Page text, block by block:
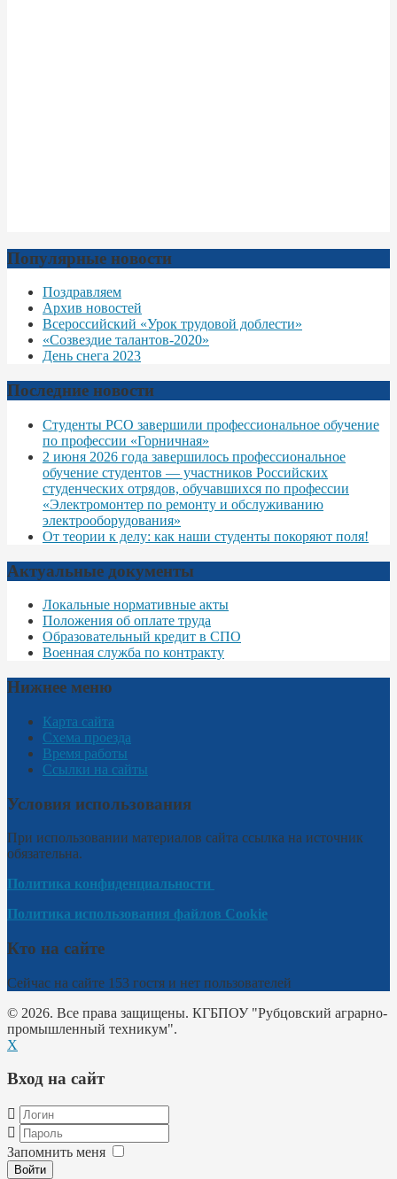
Популярные новости
Поздравляем
Архив новостей
Всероссийский «Урок трудовой доблести»
«Созвездие талантов-2020»
День снега 2023
Последние новости
Студенты РСО завершили профессиональное обучение
по профессии «Горничная»
2 июня 2026 года завершилось профессиональное
обучение студентов — участников Российских
студенческих отрядов, обучавшихся по профессии
«Электромонтер по ремонту и обслуживанию
электрооборудования»
От теории к делу: как наши студенты покоряют поля!
Актуальные документы
Локальные нормативные акты
Положения об оплате труда
Образовательный кредит в СПО
Военная служба по контракту
Нижнее меню
Карта сайта
Схема проезда
Время работы
Ссылки на сайты
Условия использования
При использовании материалов сайта ссылка на источник
обязательна.
Политика конфиденциальности
Политика использования файлов Cookie
Кто на сайте
Сейчас на сайте 153 гостя и нет пользователей
© 2026. Все права защищены. КГБПОУ "Рубцовский аграрно-
промышленный техникум".
X
Вход на сайт
Запомнить меня
Войти